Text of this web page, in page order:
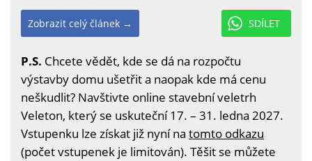
SDÍLET
Zobrazit celý článek →
P.S. Chcete vědět, kde se dá na rozpočtu
výstavby domu ušetřit a naopak kde má cenu
neškudlit? Navštivte online stavební veletrh
Veleton, který se uskuteční 17. – 31. ledna 2027.
Vstupenku lze získat již nyní na tomto odkazu
(počet vstupenek je limitován). Těšit se můžete